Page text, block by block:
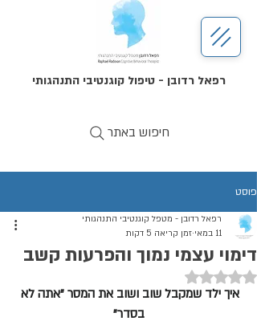
רפאל רדובן - טיפול קוגנטיבי התנהגותי
חיפוש באתר
פוסט
דימוי עצמי נמוך והפרעות קשב
רפאל רדובן - מטפל קוגנטיבי התנהגותי
11 במאי
זמן קריאה 5 דקות
דירוג של NaN מתוך 5 כוכבים
איך ילד שמקבל שוב ושוב את המסר "אתה לא
בסדר"